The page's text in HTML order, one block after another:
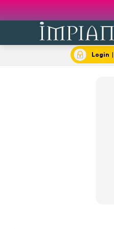
Login |